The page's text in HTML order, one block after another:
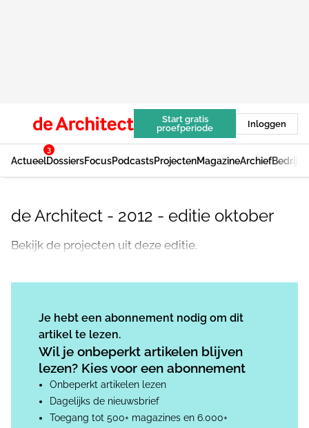
Start gratis
proefperiode
Inloggen
Actueel
3
DossiersFocusPodcastsProjectenMagazineArchief
de Architect - 2012 - editie oktober
Bekijk de projecten uit deze editie.
Je hebt een abonnement nodig om dit
artikel te lezen.
Wil je onbeperkt artikelen blijven
lezen? Kies voor een abonnement
Onbeperkt artikelen lezen
Dagelijks de nieuwsbrief
Toegang tot 500+ magazines en 6.000+